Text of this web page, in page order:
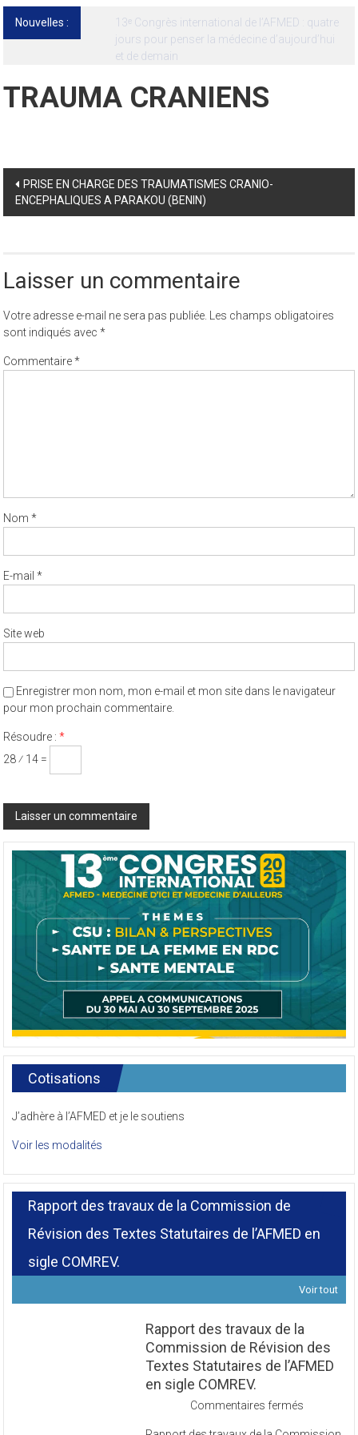
Nouvelles :
13ᵉ Congrès international de l’AFMED : quatre
jours pour penser la médecine d’aujourd’hui
et de demain
TRAUMA CRANIENS
Post
navigation
PRISE EN CHARGE DES TRAUMATISMES CRANIO-
ENCEPHALIQUES A PARAKOU (BENIN)
Laisser un commentaire
Votre adresse e-mail ne sera pas publiée. Les champs obligatoires
sont indiqués avec*
Commentaire*
Nom*
E-mail*
Site web
Enregistrer mon nom, mon e-mail et mon site dans le navigateur
pour mon prochain commentaire.
Résoudre :*
28 ⁄ 14 =
Cotisations
J’adhère à l’AFMED et je le soutiens
Voir les modalités
Rapport des travaux de la Commission de
Révision des Textes Statutaires de l’AFMED en
sigle COMREV.
Voir tout
Rapport des travaux de la
Commission de Révision des
Textes Statutaires de l’AFMED
en sigle COMREV.
Commentaires fermés